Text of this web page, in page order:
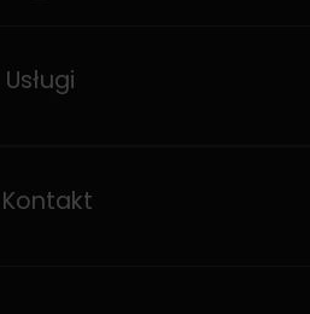
Usługi
Kontakt